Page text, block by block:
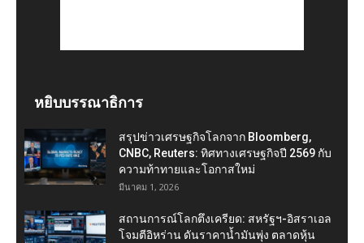
หยิบบรรณาธิการ
สรุปข่าวเศรษฐกิจโลกจาก Bloomberg,
CNBC, Reuters: ทิศทางเศรษฐกิจปี 2569 กับ
ความท้าทายและโอกาสใหม่
มีนาคม 1, 2026
สถานการณ์โลกตึงเครียด: สหรัฐฯ-อิสราเอล
โจมตีอิหร่าน ดันราคาน้ำมันพุ่ง ตลาดหุ้น